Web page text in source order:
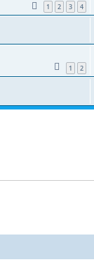
1 2 3 4
1 2